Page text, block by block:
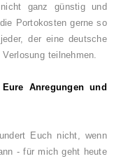
ganz günstig und
Portokosten gerne so
der eine deutsche
teilnehmen.
Anregungen und
Euch nicht, wenn
- für mich geht heute